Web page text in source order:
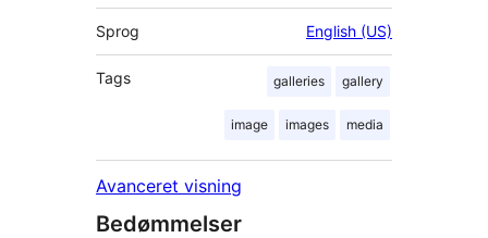
Sprog English (US)
Tags galleries gallery
image images media
Avanceret visning
Bedømmelser